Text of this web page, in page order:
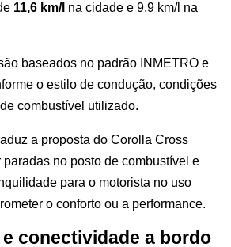
11,6 km/l na cidade e 9,9 km/l na
baseados no padrão INMETRO e
o estilo de condução, condições
combustível utilizado.
a proposta do Corolla Cross
paradas no posto de combustível e
para o motorista no uso
o conforto ou a performance.
conectividade a bordo